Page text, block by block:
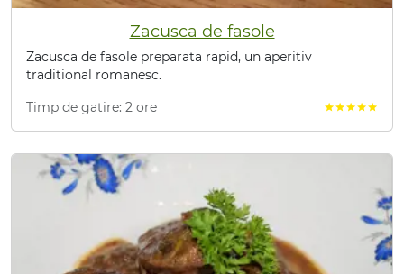
Zacusca de fasole
Zacusca de fasole preparata rapid, un aperitiv
traditional romanesc.
Timp de gatire: 2 ore
starstarstarstarstar